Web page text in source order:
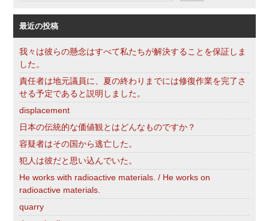
最近の投稿
我々は彼らの懸念はすべて私たちが解決することを保証しま
した。
責任者は地元議員に、夏の終わりまでには修復作業を完了さ
せる予定であると説明しました。
displacement
日本の伝統的な価値観とはどんなものですか？
容疑者はその国から逃亡した。
犯人は彼だと思い込んでいた。
He works with radioactive materials. / He works on
radioactive materials.
quarry